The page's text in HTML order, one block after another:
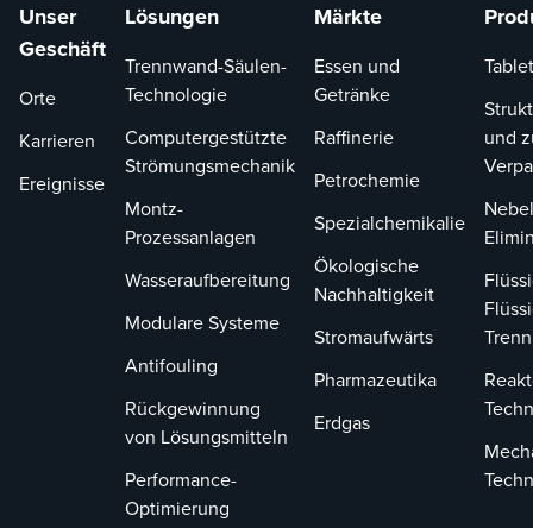
Unser
Geschäft
Orte
Karrieren
Ereignisse
Lösungen
Trennwand-Säulen-
Technologie
Computergestützte
Strömungsmechanik
Montz-
Prozessanlagen
Wasseraufbereitung
Modulare Systeme
Antifouling
Rückgewinnung
von Lösungsmitteln
Performance-
Optimierung
Märkte
Essen und
Getränke
Raffinerie
Petrochemie
Spezialchemikalie
Ökologische
Nachhaltigkeit
Stromaufwärts
Pharmazeutika
Erdgas
und